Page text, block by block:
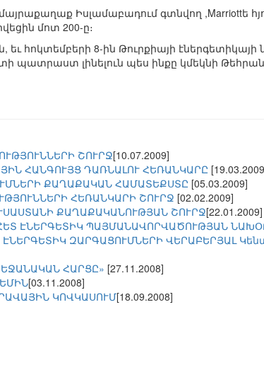
Իսլամաբադում գտնվող ,Marriottե
մոտ 200-ը։
եւ հոկտեմբերի 8-ին Թուրքիայի էներգետիկայի
լինելուն պես ինքը կմեկնի Թեհրան`
ՇՈՒՐՋ[10.07.2009]
ՀԱՆԳՈՒՅՑ ԴԱՌՆԱԼՈՒ ՀԵՌԱՆԿԱՐԸ
ՔԱՂԱՔԱԿԱՆ ՀԱՄԱՏԵՔՍՏԸ [05.03.2009]
ՀԵՌԱՆԿԱՐԻ ՇՈՒՐՋ [02.02.2009]
ՔԱՂԱՔԱԿԱՆՈՒԹՅԱՆ ՇՈՒՐՋ[22.01.2009]
ԷՆԵՐԳԵՏԻԿ ՊԱՅՄԱՆԱՎՈՐՎԱԾՈՒԹՅԱՆ
ԶԱՐԳԱՑՈՒՄՆԵՐԻ ՎԵՐԱԲԵՐՅԱԼ
ՀԱՐՑԸ» [27.11.2008]
[03.11.2008]
ԿՈՎԿԱՍՈՒՄ[18.09.2008]